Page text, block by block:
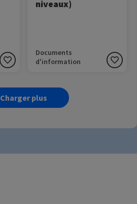
niveaux)
Documents
d'information
Charger plus